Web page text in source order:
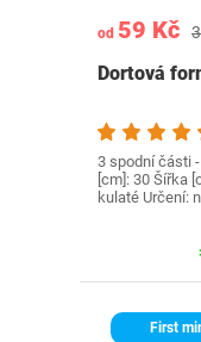
od 59 Kč
Dortová
3 spodní části
[cm]: 30 Šířka
kulaté Určení:
First